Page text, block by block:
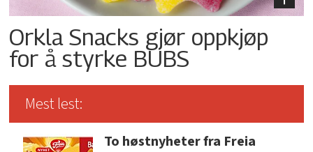
Orkla Snacks gjør oppkjøp
for å styrke BUBS
Mest lest:
To høstnyheter fra Freia